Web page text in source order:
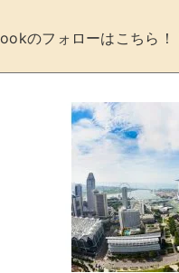
のフォローはこちら！